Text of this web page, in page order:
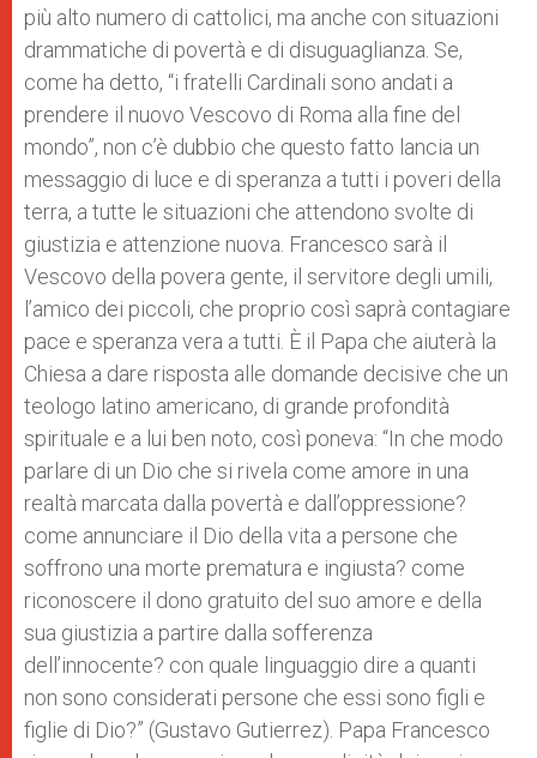
più alto numero di cattolici, ma anche con situazioni
drammatiche di povertà e di disuguaglianza. Se,
come ha detto, “i fratelli Cardinali sono andati a
prendere il nuovo Vescovo di Roma alla fine del
mondo”, non c’è dubbio che questo fatto lancia un
messaggio di luce e di speranza a tutti i poveri della
terra, a tutte le situazioni che attendono svolte di
giustizia e attenzione nuova. Francesco sarà il
Vescovo della povera gente, il servitore degli umili,
l’amico dei piccoli, che proprio così saprà contagiare
pace e speranza vera a tutti. È il Papa che aiuterà la
Chiesa a dare risposta alle domande decisive che un
teologo latino americano, di grande profondità
spirituale e a lui ben noto, così poneva: “In che modo
parlare di un Dio che si rivela come amore in una
realtà marcata dalla povertà e dall’oppressione?
come annunciare il Dio della vita a persone che
soffrono una morte prematura e ingiusta? come
riconoscere il dono gratuito del suo amore e della
sua giustizia a partire dalla sofferenza
dell’innocente? con quale linguaggio dire a quanti
non sono considerati persone che essi sono figli e
figlie di Dio?” (Gustavo Gutierrez). Papa Francesco